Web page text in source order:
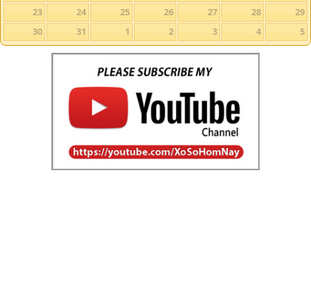
23
24 25 26 27 28
29
30
31 1 2 3 4 5